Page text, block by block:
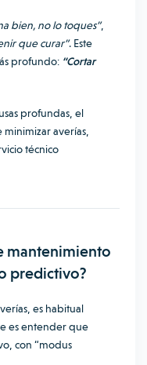
bien, no lo toques”,
que curar”. Este
profundo: “Cortar
profundas, el
averías,
técnico
mantenimiento
predictivo?
es habitual
es entender que
con “modus